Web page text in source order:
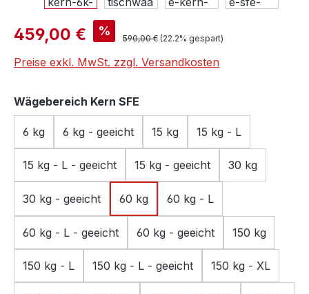
Verkaufspreis:
459,00 € % Regulärer Preis:
590,00 € (22.2% gespart)
Preise exkl. MwSt. zzgl. Versandkosten
Wägebereich Kern SFE
6 kg 6 kg - geeicht 15 kg 15 kg - L
15 kg - L - geeicht 15 kg - geeicht 30 kg
30 kg - geeicht 60 kg 60 kg - L
60 kg - L - geeicht 60 kg - geeicht 150 kg
150 kg - L 150 kg - L - geeicht 150 kg - XL